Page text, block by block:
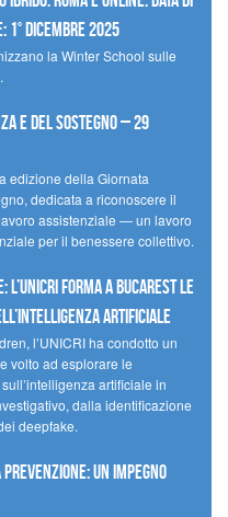
dicembre 2025
la Winter School sulle
e del sostegno – 29
edizione della Giornata
dedicata a riconoscere il
assistenziale — un lavoro
per il benessere collettivo.
forma a Bucarest le
Artificiale
l’UNICRI ha condotto un
volto ad esplorare le
artificiale in
dalla identificazione
deepfake.
un impegno